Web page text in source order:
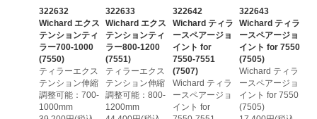
322632
Wichard エクス
テンションティ
ラー700-1000
(7550)
ティラーエクス
テンション伸縮
調整可能：700-
1000mm
322633
Wichard エクス
テンションティ
ラー800-1200
(7551)
ティラーエクス
テンション伸縮
調整可能：800-
1200mm
322642
Wichard ティラ
ースペアージョ
イント for
7550-7551
(7507)
Wichard ティラ
ースペアージョ
イント for
322643
Wichard ティラ
ースペアージョ
イント for 7550
(7505)
Wichard ティラ
ースペアージョ
イント for 7550
(7505)